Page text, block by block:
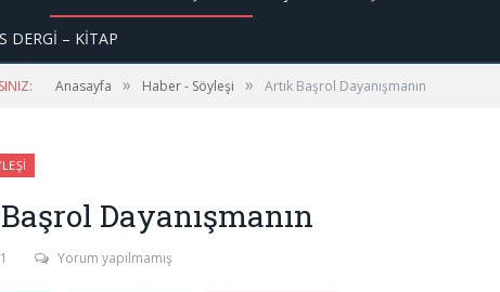
DERGİ – KİTAP
Anasayfa » Haber - Söyleşi » Artık Başrol Dayanışmanın
Dayanışmanın
Yorum yapılmamış